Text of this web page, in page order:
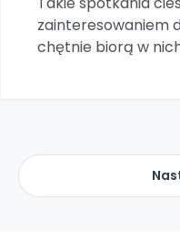
zainteresowaniem
chętnie biorą w nich